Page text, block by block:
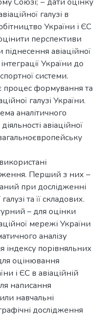
галузі в
України і ЄС
перспективи
авіаційної
України до
системи.
процес формування та
галузі України.
аналітичного
авіаційної
загальноєвропейську
Перший з них –
при дослідженні
та її складових.
– для оцінки
мережі України
аналізу
індексу порівняльних
оцінювання
і ЄС в авіаційній
написання
навчальні
дослідження